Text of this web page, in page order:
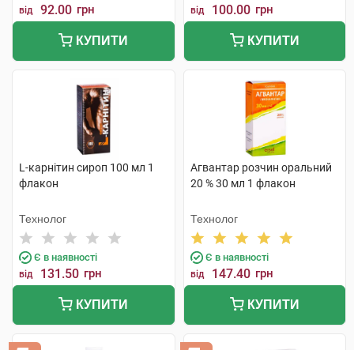
від 92.00 грн
КУПИТИ
від 100.00 грн
КУПИТИ
L-карнітин сироп 100 мл 1
флакон
Технолог
Є в наявності
від 131.50 грн
КУПИТИ
Агвантар розчин оральний
20 % 30 мл 1 флакон
Технолог
Є в наявності
від 147.40 грн
КУПИТИ